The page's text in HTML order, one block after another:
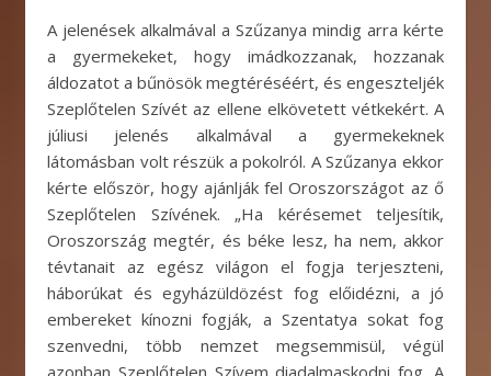
A jelenések alkalmával a Szűzanya mindig arra kérte
a gyermekeket, hogy imádkozzanak, hozzanak
áldozatot a bűnösök megtéréséért, és engeszteljék
Szeplőtelen Szívét az ellene elkövetett vétkekért. A
júliusi jelenés alkalmával a gyermekeknek
látomásban volt részük a pokolról. A Szűzanya ekkor
kérte először, hogy ajánlják fel Oroszországot az ő
Szeplőtelen Szívének. „Ha kérésemet teljesítik,
Oroszország megtér, és béke lesz, ha nem, akkor
tévtanait az egész világon el fogja terjeszteni,
háborúkat és egyházüldözést fog előidézni, a jó
embereket kínozni fogják, a Szentatya sokat fog
szenvedni, több nemzet megsemmisül, végül
azonban Szeplőtelen Szívem diadalmaskodni fog. A